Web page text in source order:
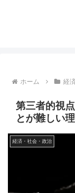
ホーム 経
第三者的視
とが難しい
経済・社会・政治